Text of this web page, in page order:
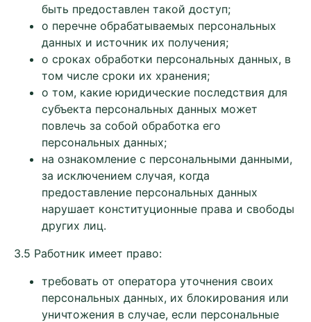
быть предоставлен такой доступ;
о перечне обрабатываемых персональных
данных и источник их получения;
о сроках обработки персональных данных, в
том числе сроки их хранения;
о том, какие юридические последствия для
субъекта персональных данных может
повлечь за собой обработка его
персональных данных;
на ознакомление с персональными данными,
за исключением случая, когда
предоставление персональных данных
нарушает конституционные права и свободы
других лиц.
3.5 Работник имеет право:
требовать от оператора уточнения своих
персональных данных, их блокирования или
уничтожения в случае, если персональные